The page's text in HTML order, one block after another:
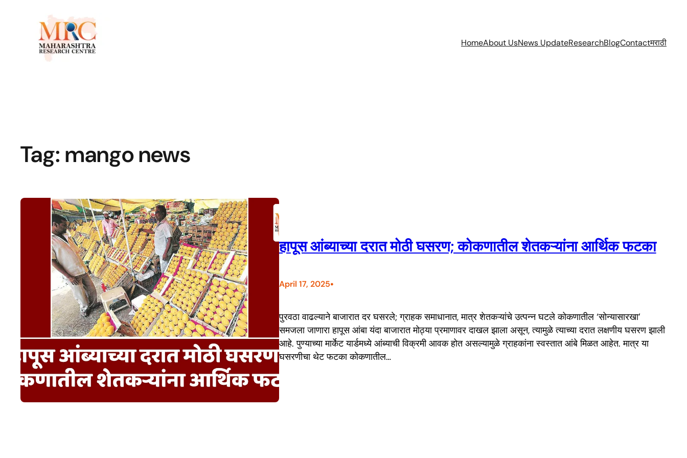
HomeAbout UsNews UpdateResearchBlogContactमराठी
Tag: mango news
हापूस आंब्याच्या दरात मोठी घसरण; कोकणातील शेतकऱ्यांना आर्थिक फटका
April 17, 2025•
पुरवठा वाढल्याने बाजारात दर घसरले; ग्राहक समाधानात, मात्र शेतकऱ्यांचे उत्पन्न घटले कोकणातील ‘सोन्यासारखा’
समजला जाणारा हापूस आंबा यंदा बाजारात मोठ्या प्रमाणावर दाखल झाला असून, त्यामुळे त्याच्या दरात लक्षणीय घसरण झाली
आहे. पुण्याच्या मार्केट यार्डमध्ये आंब्याची विक्रमी आवक होत असल्यामुळे ग्राहकांना स्वस्तात आंबे मिळत आहेत. मात्र या
घसरणीचा थेट फटका कोकणातील…